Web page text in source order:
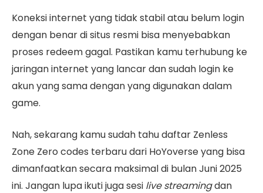
Koneksi internet yang tidak stabil atau belum login
dengan benar di situs resmi bisa menyebabkan
proses redeem gagal. Pastikan kamu terhubung ke
jaringan internet yang lancar dan sudah login ke
akun yang sama dengan yang digunakan dalam
game.
Nah, sekarang kamu sudah tahu daftar Zenless
Zone Zero codes terbaru dari HoYoverse yang bisa
dimanfaatkan secara maksimal di bulan Juni 2025
ini. Jangan lupa ikuti juga sesi live streamingdan